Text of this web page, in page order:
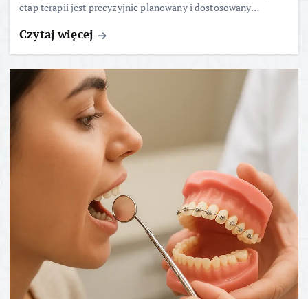
etap terapii jest precyzyjnie planowany i dostosowany…
Czytaj więcej